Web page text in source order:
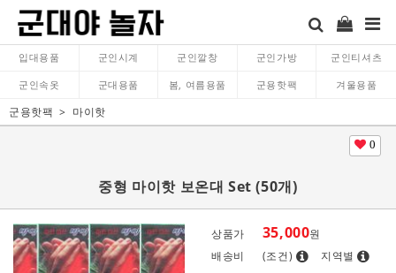
입대용품 군인시계 군인깔창 군인가방 군인티셔츠
군인속옷 군대용품 봄, 여름용품 군용핫팩 겨울용품
군용핫팩 마이핫
0
중형 마이핫 보온대 Set (50개)
상품가 35,000원
배송비
(조건) 지역별